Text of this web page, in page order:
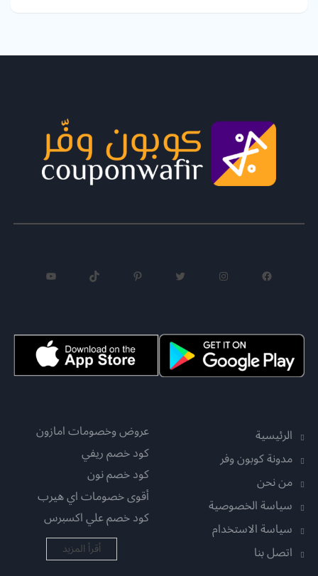
فيسبوك إنستجرام بينتريست تيك توك
الرئيسية
مدونة كوبون وفر
من نحن
سياسة الخصوصية
سياسة الاستخدام
اتصل بنا
عروض وخصومات امازون
كود خصم ريفي
كود خصم نون
أقوى خصومات اي هيرب
كود خصم علي اكسبرس
أقرأ المزيد